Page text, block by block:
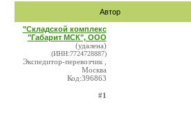
Автор
"Складской комплекс
"Габарит МСК", ООО
(удалена)
(ИНН:7724728887)
Экспедитор-перевозчик ,
Москва
Код:396863
#1